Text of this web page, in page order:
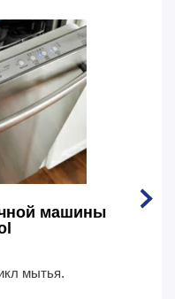
машины
мытья.